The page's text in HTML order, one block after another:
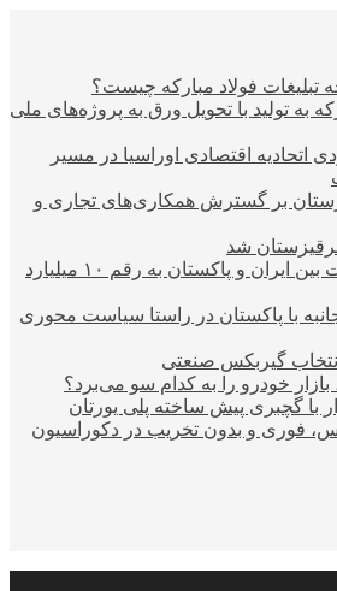
تبلیغات فولاد مبارکه چیست؟
به تولید با تحویل ورق به پروژه‌های ملی
اتحادیه اقتصادی اوراسیا در مسیر
بر گسترش همکاری‌های تجاری و
شد
افزایش حجم تجارت بین ایران و پاکستان به رقم ۱۰ میلیارد
با پاکستان در راستا سیاست محوری
گیربکس صنعتی
بازار خودرو را به کدام سو می‌برد؟
با گچبری پیش ساخته پلی یورتان
فوری و بدون تخریب در دکوراسیون